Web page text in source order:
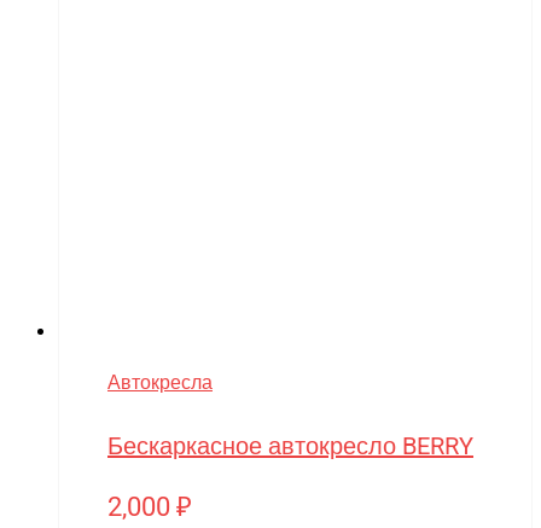
Автокресла
Бескаркасное автокресло BERRY
2,000 ₽